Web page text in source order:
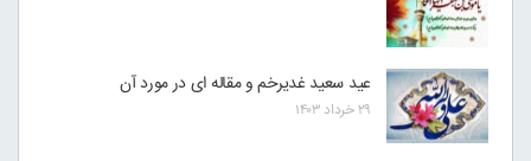
عید سعید غدیرخم و مقاله ای در مورد آن
۲۹ خرداد ۱۴۰۳